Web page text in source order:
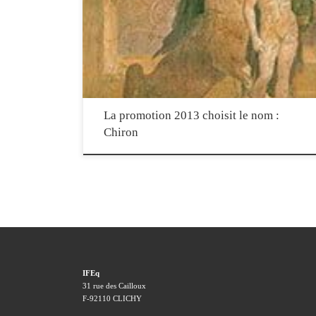
Equithérapie) a choisi d’être nommée d’après le Centaure Chiron.
Reconnu pour sa grande sagesse et ses nombreuses connaissances,
Centaure se vit offrir l’immortalité par les Dieux et les Hommes lui
confièrent l’éducation de nombreux héros. En adoptant ce nom, la
promotion […]
La promotion 2013 choisit le nom :
Chiron
IFEq
31 rue des Cailloux
F-92110 CLICHY